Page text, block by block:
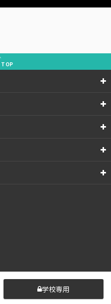
TOP
学校専用